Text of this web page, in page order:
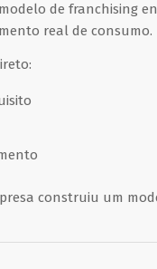
de franchising
real de consumo.
construiu um